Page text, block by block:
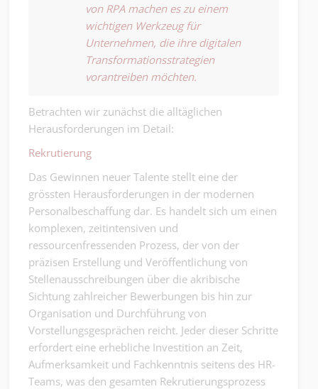
von RPA machen es zu einem
wichtigen Werkzeug für
Unternehmen, die ihre digitalen
Transformationsstrategien
vorantreiben möchten.
Betrachten wir zunächst die alltäglichen
Herausforderungen im Detail:
Rekrutierung
Das Gewinnen neuer Talente stellt eine der
grössten Herausforderungen in der modernen
Personalbeschaffung dar. Es handelt sich um einen
komplexen, zeitintensiven und
ressourcenfressenden Prozess, der von der
präzisen Erstellung und Veröffentlichung von
Stellenausschreibungen über die akribische
Sichtung zahlreicher Bewerbungen bis hin zur
Organisation und Durchführung von
Vorstellungsgesprächen reicht. Jeder dieser Schritte
erfordert eine erhebliche Investition an Zeit,
Aufmerksamkeit und Fachkenntnis seitens des HR-
Teams, was den gesamten Rekrutierungsprozess